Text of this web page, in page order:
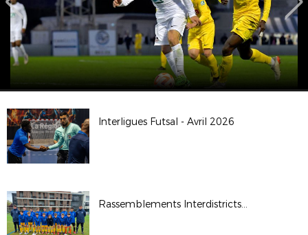
Interligues Futsal - Avril 2026
Rassemblements Interdistricts U14G - Avr. 2026